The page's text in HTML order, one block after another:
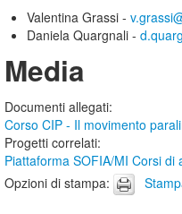
Valentina Grassi -
Daniela Quargnali -
Media
Documenti allegati:
Corso CIP - Il movimento
Progetti correlati:
Piattaforma SOFIA/MI Corsi
Opzioni di stampa: